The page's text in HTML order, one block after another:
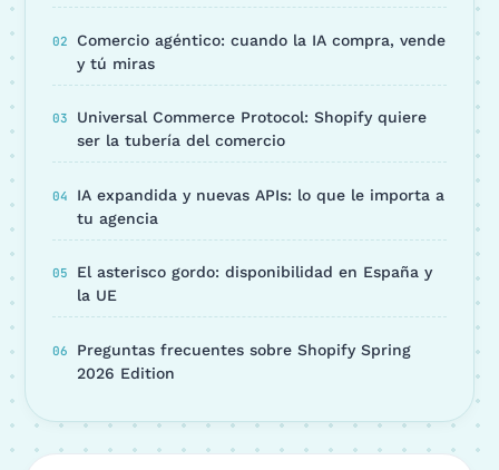
Comercio agéntico: cuando la IA compra, vende
y tú miras
Universal Commerce Protocol: Shopify quiere
ser la tubería del comercio
IA expandida y nuevas APIs: lo que le importa a
tu agencia
El asterisco gordo: disponibilidad en España y
la UE
Preguntas frecuentes sobre Shopify Spring
2026 Edition